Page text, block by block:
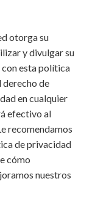
otorga su
y divulgar su
esta política
derecho de
en cualquier
efectivo al
recomendamos
de privacidad
cómo
nuestros